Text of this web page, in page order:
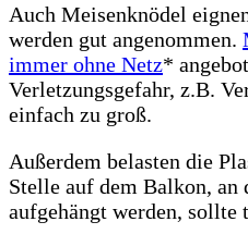
Auch Meisenknödel
werden gut angenommen.
immer ohne Netz*
Verletzungsgefahr, z.B.
einfach zu groß.
Außerdem belasten die
Stelle auf dem Balkon, an
aufgehängt werden, sollte